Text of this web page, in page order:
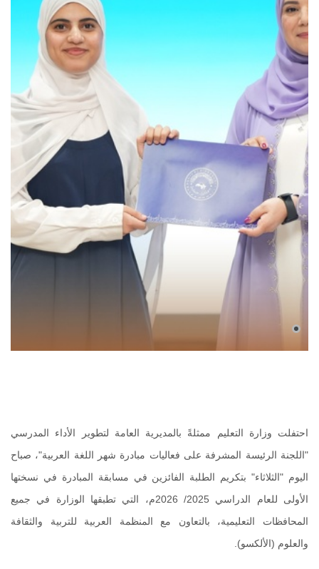
احتفلت وزارة التعليم ممثلةً بالمديرية العامة لتطوير الأداء المدرسي
"اللجنة الرئيسة المشرفة على فعاليات مبادرة شهر اللغة العربية"، صباح
اليوم "الثلاثاء" بتكريم الطلبة الفائزين في مسابقة المبادرة في نسختها
الأولى للعام الدراسي 2025/ 2026م، التي تطبقها الوزارة في جميع
المحافظات التعليمية، بالتعاون مع المنظمة العربية للتربية والثقافة
والعلوم (الألكسو).